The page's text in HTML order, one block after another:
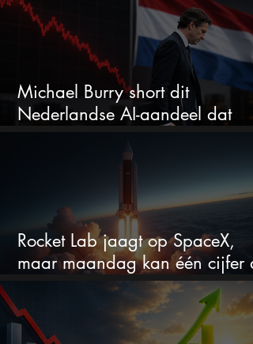
Michael Burry short dit
Nederlandse AI-aandeel dat
Rocket Lab jaagt op SpaceX,
maar maandag kan één cijfer
droom doorprikken?